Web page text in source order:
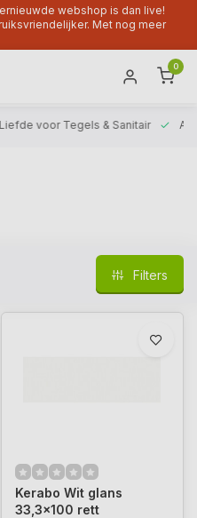
webshop is dan live!
Met nog meer
0
Liefde voor Tegels & Sanitair
Filters
Kerabo Wit glans
33,3x100 rett